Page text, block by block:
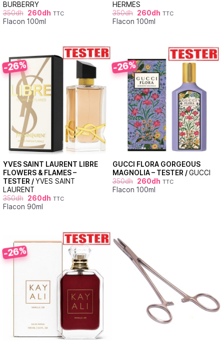
BURBERRY
350dh 260dh TTC
Flacon 100ml
HERMES
350dh 260dh TTC
Flacon 100ml
-26%
YVES SAINT LAURENT LIBRE
FLOWERS & FLAMES –
TESTER /YVES SAINT
LAURENT
350dh 260dh TTC
Flacon 90ml
-26%
GUCCI FLORA GORGEOUS
MAGNOLIA – TESTER /GUCCI
350dh 260dh TTC
Flacon 100ml
-26%